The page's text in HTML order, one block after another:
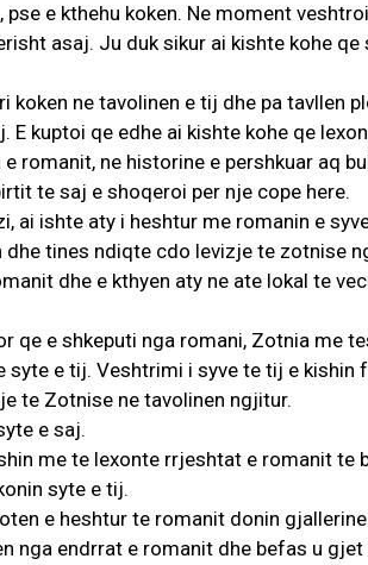
pse e kthehu koken. Ne moment
asaj. Ju duk sikur ai kishte kohe
koken ne tavolinen e tij dhe pa tavllen
E kuptoi qe edhe ai kishte kohe qe
romanit, ne historine e pershkuar aq
te saj e shoqeroi per nje cope here.
ai ishte aty i heshtur me romanin e
dhe tines ndiqte cdo levizje te zotnise
dhe e kthyen aty ne ate lokal te
qe e shkeputi nga romani, Zotnia me
syte e tij. Veshtrimi i syve te tij e kishin
te Zotnise ne tavolinen ngjitur.
e saj.
me te lexonte rrjeshtat e romanit te
syte e tij.
e heshtur te romanit donin
nga endrrat e romanit dhe befas u